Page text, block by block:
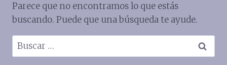
Parece que no encontramos lo que estás
buscando. Puede que una búsqueda te ayude.
Buscar: